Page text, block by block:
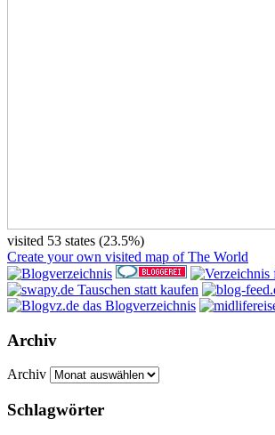
visited 53 states (23.5%)
Create your own visited map of The World
Archiv
Archiv
Schlagwörter